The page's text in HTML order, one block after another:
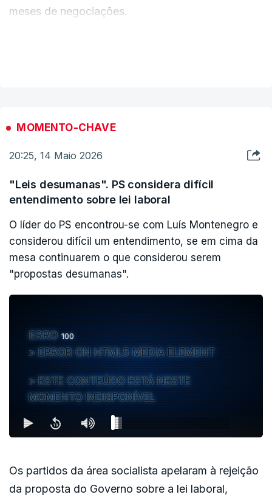
meses de negociações.
outsourcing para qualquer área da empresa e
um despedimento coletivo.
de horas individual que tinha acabado em 2019,
horas a mais por dia e as possa gozar mais
tarde.
Quanto à não reintegração de trabalhadores
despedidos de forma ilícita, a proposta do
empresas até dez trabalhadores.
A ministra do Trabalho disse que, a respeito das
alterações da reforma laboral, o jogo ainda vai a
meio. Mostrou-se otimista numa viabilização
MOMENTO-CHAVE
20:25, 14 Maio 2026
"Leis desumanas". PS considera difícil
entendimento sobre lei laboral
O líder do PS encontrou-se com Luís Montenegro e
considerou difícil um entendimento, se em cima da
mesa continuarem o que considerou serem
"propostas desumanas".
ERRO 100
ERROR ON HTML5 MEDIA ELEMENT
ESTE CONTEÚDO ESTÁ NESTE
MOMENTO INDISPONÍVEL
Os partidos da área socialista apelaram à rejeição
da proposta do Governo sobre a lei laboral,